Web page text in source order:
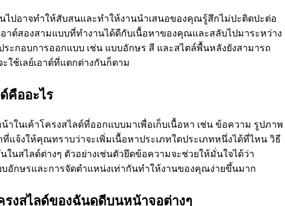
ไปอาจทําให้สับสนและทําให้งานนําเสนอของคุณรู้สึกไม่ปะติดปะต่อ
าต์สองสามแบบที่ทํางานได้ดีกับเนื้อหาของคุณและสลับไปมาระหว่าง
ะกอบการออกแบบ เช่น แบบอักษร สี และสไตล์พื้นหลังยังสามารถ
ช้เลย์เอาต์ที่แตกต่างกันก็ตาม
คืออะไร
ในเค้าโครงสไลด์ที่ออกแบบมาเพื่อเก็บเนื้อหา เช่น ข้อความ รูปภาพ
แจ้งให้คุณทราบว่าจะเพิ่มเนื้อหาประเภทใดประเภทหนึ่งได้ที่ไหน วิธี
นสไลด์ต่างๆ ตัวอย่างเช่นตัวยึดข้อความจะช่วยให้มั่นใจได้ว่า
กษรและการจัดตําแหน่งเท่ากันทําให้งานของคุณง่ายขึ้นมาก
รงสไลด์ของฉันดูดีบนหน้าจอต่างๆ